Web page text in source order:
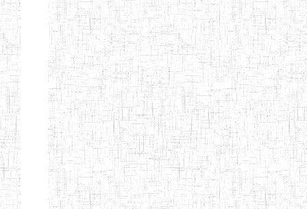
Chercher:
Effacer les filtres
Denomination
Type